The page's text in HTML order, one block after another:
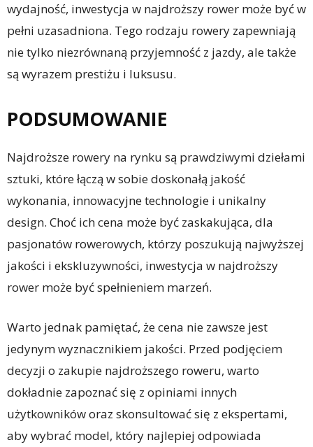
wydajność, inwestycja w najdroższy rower może być w
pełni uzasadniona. Tego rodzaju rowery zapewniają
nie tylko niezrównaną przyjemność z jazdy, ale także
są wyrazem prestiżu i luksusu.
PODSUMOWANIE
Najdroższe rowery na rynku są prawdziwymi dziełami
sztuki, które łączą w sobie doskonałą jakość
wykonania, innowacyjne technologie i unikalny
design. Choć ich cena może być zaskakująca, dla
pasjonatów rowerowych, którzy poszukują najwyższej
jakości i ekskluzywności, inwestycja w najdroższy
rower może być spełnieniem marzeń.
Warto jednak pamiętać, że cena nie zawsze jest
jedynym wyznacznikiem jakości. Przed podjęciem
decyzji o zakupie najdroższego roweru, warto
dokładnie zapoznać się z opiniami innych
użytkowników oraz skonsultować się z ekspertami,
aby wybrać model, który najlepiej odpowiada